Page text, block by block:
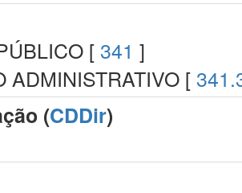
[ 341 ]
ADMINISTRATIVO [
(CDDir)